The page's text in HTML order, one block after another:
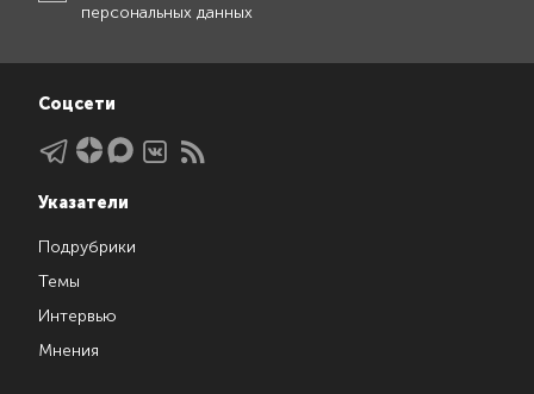
персональных данных
Соцсети
Указатели
Подрубрики
Темы
Интервью
Мнения